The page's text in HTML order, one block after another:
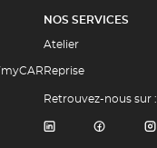
NOS SERVICES
Atelier
Reprise
Retrouvez-nous sur :